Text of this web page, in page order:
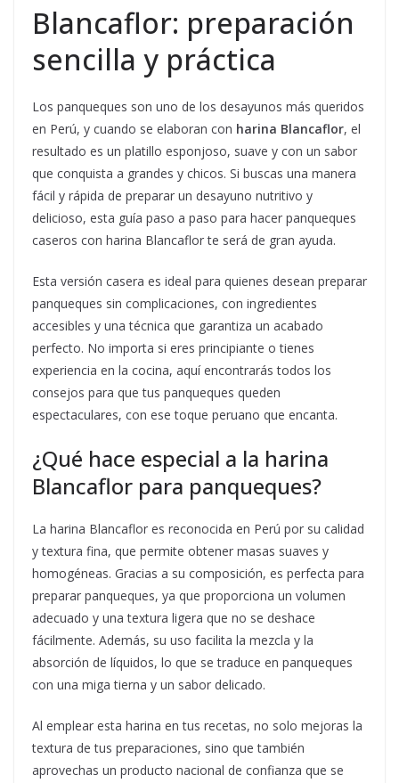
Blancaflor: preparación
sencilla y práctica
Los panqueques son uno de los desayunos más queridos
en Perú, y cuando se elaboran con harina Blancaflor, el
resultado es un platillo esponjoso, suave y con un sabor
que conquista a grandes y chicos. Si buscas una manera
fácil y rápida de preparar un desayuno nutritivo y
delicioso, esta guía paso a paso para hacer panqueques
caseros con harina Blancaflor te será de gran ayuda.
Esta versión casera es ideal para quienes desean preparar
panqueques sin complicaciones, con ingredientes
accesibles y una técnica que garantiza un acabado
perfecto. No importa si eres principiante o tienes
experiencia en la cocina, aquí encontrarás todos los
consejos para que tus panqueques queden
espectaculares, con ese toque peruano que encanta.
¿Qué hace especial a la harina
Blancaflor para panqueques?
La harina Blancaflor es reconocida en Perú por su calidad
y textura fina, que permite obtener masas suaves y
homogéneas. Gracias a su composición, es perfecta para
preparar panqueques, ya que proporciona un volumen
adecuado y una textura ligera que no se deshace
fácilmente. Además, su uso facilita la mezcla y la
absorción de líquidos, lo que se traduce en panqueques
con una miga tierna y un sabor delicado.
Al emplear esta harina en tus recetas, no solo mejoras la
textura de tus preparaciones, sino que también
aprovechas un producto nacional de confianza que se